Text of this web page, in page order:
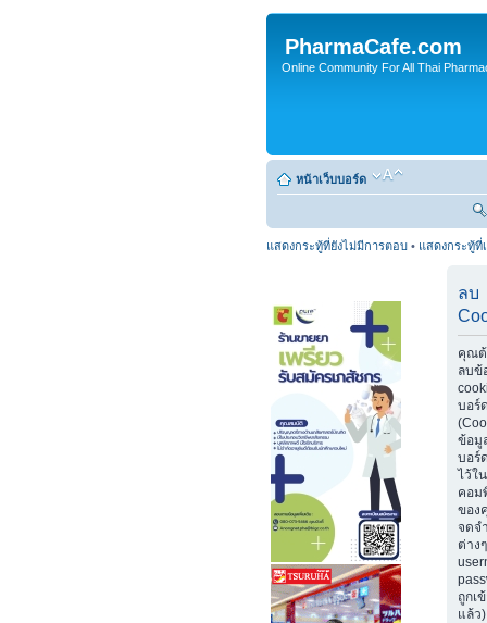
PharmaCafe.com
Online Community For All Thai
หน้าเว็บบอร์ด
แสดงกระทู้ที่ยังไม่มีการตอบ • แสดงกระทู้ที่
ลบ
คุณต้
ลบข้
บอร์
ข้อมู
บอร์
ไว้ใน
คอม
ของ
จดจ
ต่าง
ถูกเ
แล้ว)